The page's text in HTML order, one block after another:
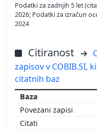
Podatki za zadnjih 5 let
2026; Podatki za izračun
2024
Citiranost
zapisov v COBIB.SI,
citatnih baz